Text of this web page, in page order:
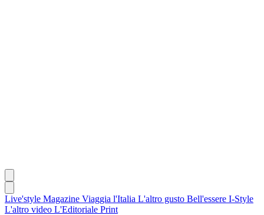
Live'style Magazine Viaggia l'Italia L'altro gusto Bell'essere I-Style
L'altro video L'Editoriale Print